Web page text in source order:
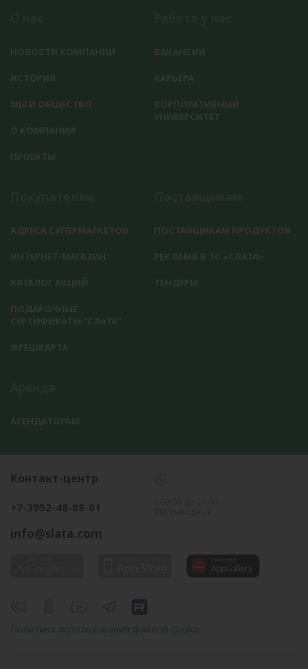
НОВОСТИ КОМПАНИИ
ИСТОРИЯ
МЫ И ОБЩЕСТВО
О КОМПАНИИ
ПРОЕКТЫ
ВАКАНСИИ
КАРЬЕРА
КОРПОРАТИВНЫЙ
УНИВЕРСИТЕТ
АДРЕСА СУПЕРМАРКЕТОВ
ИНТЕРНЕТ-МАГАЗИН
КАТАЛОГ АКЦИЙ
ПОДАРОЧНЫЕ
СЕРТИФИКАТЫ "СЛАТА"
ФРЕШКАРТА
ПОСТАВЩИКАМ ПРОДУКТОВ
РЕКЛАМА В ТС «СЛАТА»
ТЕНДЕРЫ
АРЕНДАТОРАМ
Контакт-центр
+7-3952-48-08-01
info@slata.com
Политика использования файлов cookie